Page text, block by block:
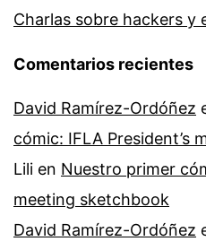
Charlas sobre hackers y
Comentarios recientes
David Ramírez-Ordóñez
cómic: IFLA President’s
Lili en Nuestro primer
meeting sketchbook
David Ramírez-Ordóñez